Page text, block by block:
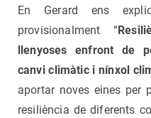
En Gerard ens
provisionalment “
llenyoses enfront de
canvi climàtic i nínxol
aportar noves eines per
resiliència de diferents